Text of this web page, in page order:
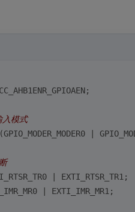
模式
|
| EXTI_RTSR_TR1;
| EXTI_IMR_MR1;